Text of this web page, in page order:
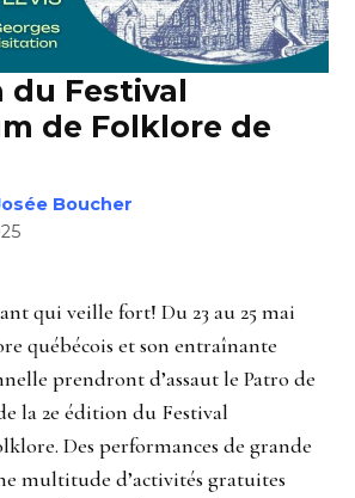
du Festival
de Folklore de
Boucher
qui veille fort! Du 23 au 25 mai
québécois et son entraînante
prendront d’assaut le Patro de
la 2e édition du Festival
Des performances de grande
multitude d’activités gratuites